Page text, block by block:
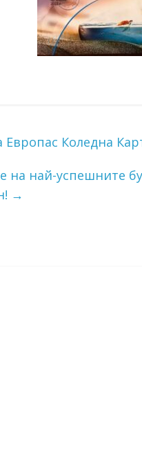
Коледна
на най-успешните
→